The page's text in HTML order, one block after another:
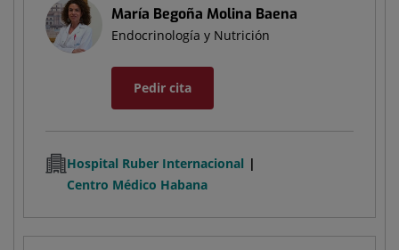
María Begoña Molina Baena
Endocrinología y Nutrición
Pedir cita
Hospital Ruber Internacional
Centro Médico Habana